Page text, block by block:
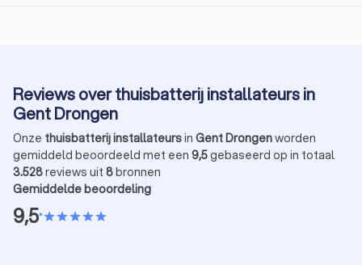
Reviews over thuisbatterij installateurs in
Gent Drongen
Onze thuisbatterij installateursin Gent Drongenworden
gemiddeld beoordeeld met een 9,5gebaseerd op in totaal
3.528reviews uit 8bronnen
Gemiddelde beoordeling
9,5•starstarstarstarstar